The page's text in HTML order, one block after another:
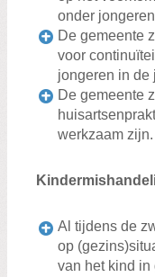
onder
De gemeente
voor
jongeren in de
De gemeente
werkzaam zijn.
Al tijdens de
op
van het kind in